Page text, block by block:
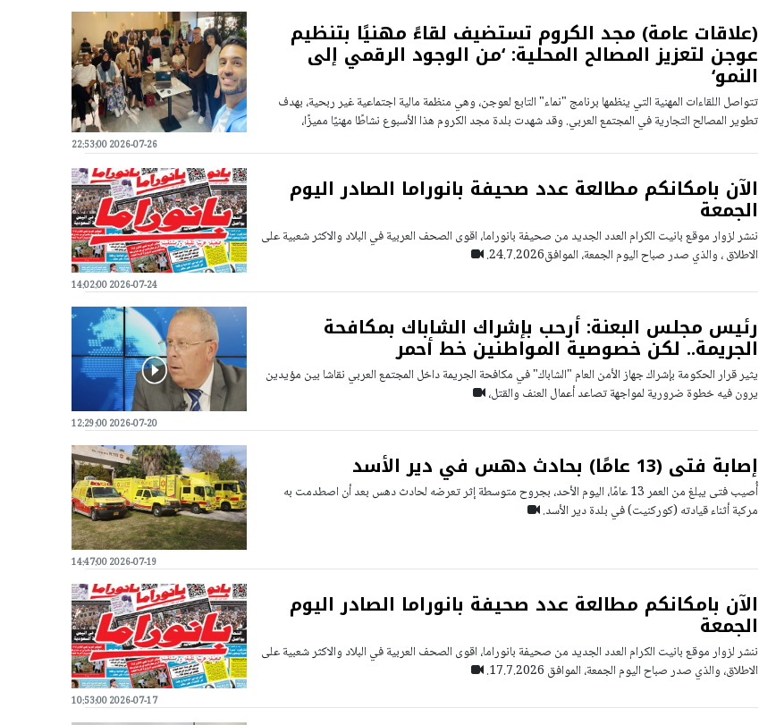
(علاقات عامة) مجد الكروم تستضيف لقاءً مهنيًا بتنظيم
عوجن لتعزيز المصالح المحلية: ‘من الوجود الرقمي إلى
النمو‘
تتواصل اللقاءات المهنية التي ينظمها برنامج "نماء" التابع لعوجن، وهي منظمة مالية اجتماعية غير ربحية، بهدف
تطوير المصالح التجارية في المجتمع العربي. وقد شهدت بلدة مجد الكروم هذا الأسبوع نشاطًا مهنيًا مميزًا،
2026-07-26 22:53:00
الآن بامكانكم مطالعة عدد صحيفة بانوراما الصادر اليوم
الجمعة
ننشر لزوار موقع بانيت الكرام العدد الجديد من صحيفة بانوراما، اقوى الصحف العربية في البلاد والاكثر شعبية على
الاطلاق ، والذي صدر صباح اليوم الجمعة، الموافق24.7.2026.
2026-07-24 14:02:00
رئيس مجلس البعنة: أرحب بإشراك الشاباك بمكافحة
الجريمة.. لكن خصوصية المواطنين خط أحمر
يثير قرار الحكومة بإشراك جهاز الأمن العام "الشاباك" في مكافحة الجريمة داخل المجتمع العربي نقاشا بين مؤيدين
يرون فيه خطوة ضرورية لمواجهة تصاعد أعمال العنف والقتل،
2026-07-20 12:29:00
إصابة فتى (13 عامًا) بحادث دهس في دير الأسد
أُصيب فتى يبلغ من العمر 13 عامًا، اليوم الأحد، بجروح متوسطة إثر تعرضه لحادث دهس بعد أن اصطدمت به
مركبة أثناء قيادته (كوركنيت) في بلدة دير الأسد.
2026-07-19 14:47:00
الآن بامكانكم مطالعة عدد صحيفة بانوراما الصادر اليوم
الجمعة
ننشر لزوار موقع بانيت الكرام العدد الجديد من صحيفة بانوراما، اقوى الصحف العربية في البلاد والاكثر شعبية على
الاطلاق، والذي صدر صباح اليوم الجمعة، الموافق 17.7.2026.
2026-07-17 10:53:00